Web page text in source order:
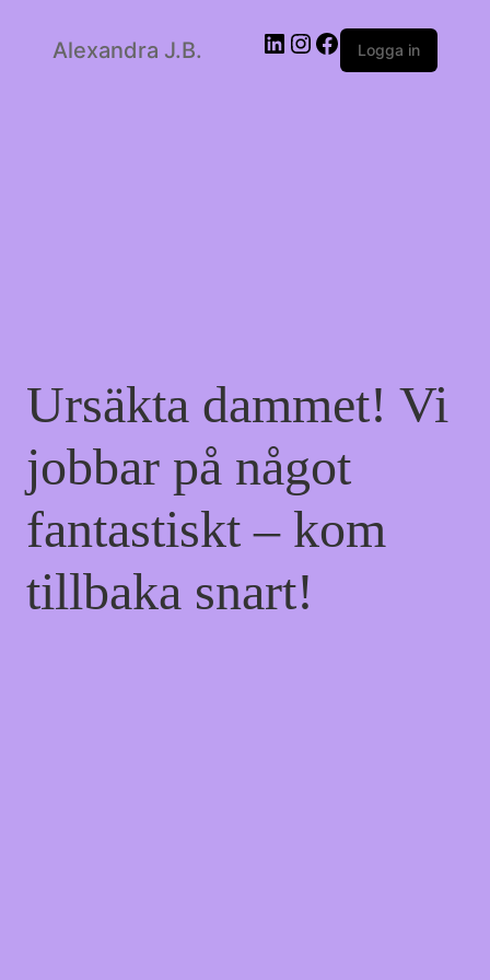
Alexandra J.B. LinkedIn
Instagram
Facebook
Logga in
Ursäkta dammet! Vi
jobbar på något
fantastiskt – kom
tillbaka snart!